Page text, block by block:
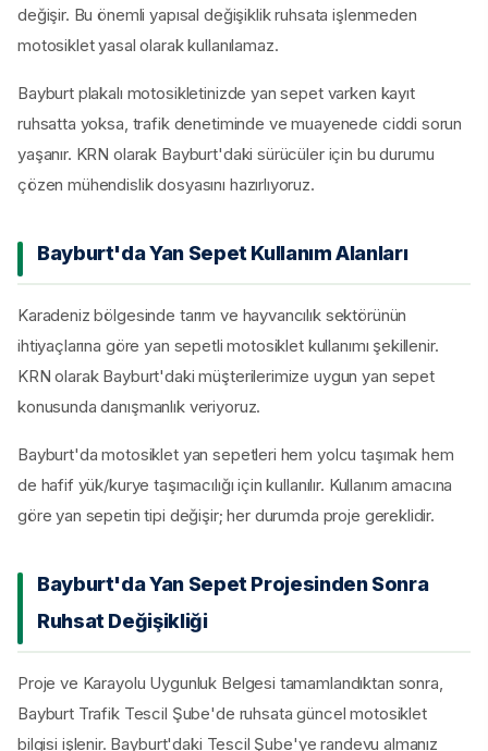
değişir. Bu önemli yapısal değişiklik ruhsata işlenmeden
motosiklet yasal olarak kullanılamaz.
Bayburt plakalı motosikletinizde yan sepet varken kayıt
ruhsatta yoksa, trafik denetiminde ve muayenede ciddi sorun
yaşanır. KRN olarak Bayburt'daki sürücüler için bu durumu
çözen mühendislik dosyasını hazırlıyoruz.
Bayburt'da Yan Sepet Kullanım Alanları
Karadeniz bölgesinde tarım ve hayvancılık sektörünün
ihtiyaçlarına göre yan sepetli motosiklet kullanımı şekillenir.
KRN olarak Bayburt'daki müşterilerimize uygun yan sepet
konusunda danışmanlık veriyoruz.
Bayburt'da motosiklet yan sepetleri hem yolcu taşımak hem
de hafif yük/kurye taşımacılığı için kullanılır. Kullanım amacına
göre yan sepetin tipi değişir; her durumda proje gereklidir.
Bayburt'da Yan Sepet Projesinden Sonra
Ruhsat Değişikliği
Proje ve Karayolu Uygunluk Belgesi tamamlandıktan sonra,
Bayburt Trafik Tescil Şube'de ruhsata güncel motosiklet
bilgisi işlenir. Bayburt'daki Tescil Şube'ye randevu almanız